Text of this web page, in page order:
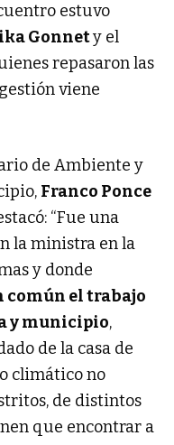
estuvo
Gonnety el
repasaron las
viene
de Ambiente y
Franco Ponce
“Fue una
la ministra en la
y donde
común el trabajo
y municipio,
de la casa de
climático no
de distintos
que encontrar a